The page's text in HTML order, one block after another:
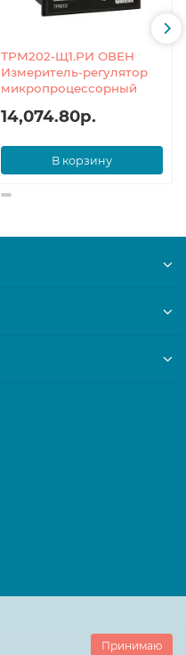
ТРМ202-Щ1.РИ ОВЕН
Измеритель-регулятор
микропроцессорный
14,074.80р.
В корзину
Принимаю